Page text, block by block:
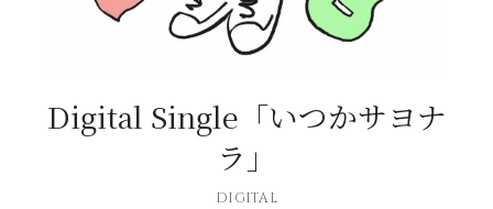
会員登録 ログイン
Digital Single「いつかサヨナ
ラ」
DIGITAL